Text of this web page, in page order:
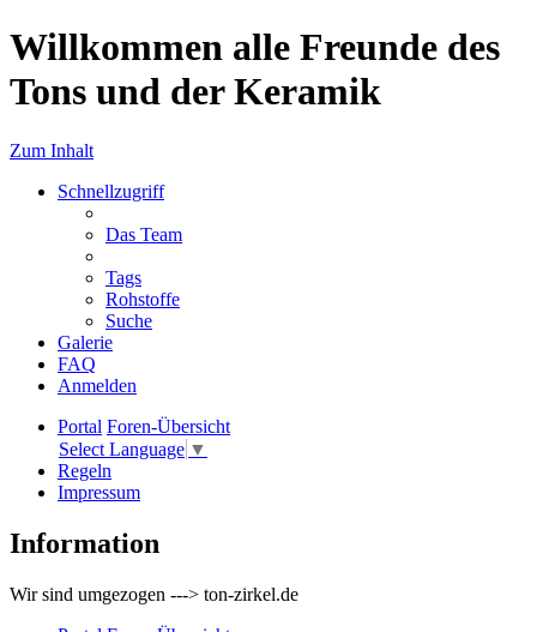
Willkommen alle Freunde des
Tons und der Keramik
Zum Inhalt
Schnellzugriff
Das Team
Tags
Rohstoffe
Suche
Galerie
FAQ
Anmelden
Portal Foren-Übersicht
Select Language ▼
Regeln
Impressum
Information
Wir sind umgezogen ---> ton-zirkel.de